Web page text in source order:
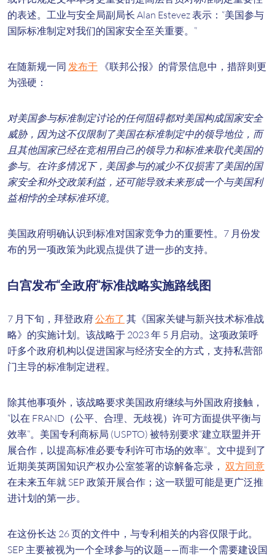
的表述。工业与安全局副局长 Alan Estevez 表示：“美国参与
国际标准制定对我们的国家安全至关重要。”
在随新规一同 发布于 《联邦公报》的背景信息中，措辞则更
为强硬：
对美国参与标准制定讨论的任何阻碍都对美国构成国家安全
威胁，因为这不仅限制了美国在标准制定中的领导地位，而
且其他国家已经在竞相用自己的领导力和标准来取代美国的
参与。在许多情况下，美国参与的减少不仅损害了美国的国
家安全和外交政策利益，还可能导致未来形成一个与美国利
益相悖的全球标准环境。
美国政府明确认识到标准对国家竞争力的重要性。7 月份发
布的另一项政策为此观点提供了进一步的支持。
白宫发布“全政府”标准战略实施路线图
7 月下旬，拜登政府公布了 其《国家关键与新兴技术标准战
略》的实施计划。该战略于 2023 年 5 月启动。这项政策呼
吁多个政府机构以促进国家与经济安全的方式，支持私营部
门主导的标准制定进程。
除其他事项外，该战略要求美国政府继续与外国政府接触，
“以在 FRAND（公平、合理、无歧视）许可方面提供平衡与
效率”。美国专利商标局 (USPTO) 被特别要求“建立联盟并开
展合作，以提高标准必要专利许可市场的效率”。文中提到了
近期美英两国知识产权办公室签署的谅解备忘录， 双方同意
在未来五年就 SEP 政策开展合作；这一联盟可能是更广泛推
进计划的第一步。
在这份长达 26 页的文件中，与专利相关的内容仅限于此。
SEP 主要被视为一个全球参与的议题——而非一个需要建设国